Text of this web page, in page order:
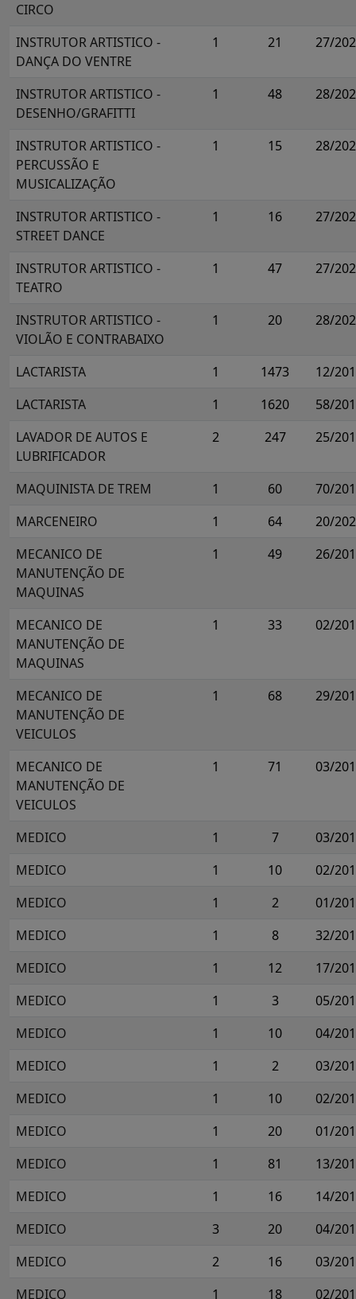
CIRCO
INSTRUTOR ARTISTICO -
DANÇA DO VENTRE
1 21 27/
INSTRUTOR ARTISTICO -
DESENHO/GRAFITTI
1 48 28/
INSTRUTOR ARTISTICO -
PERCUSSÃO E
MUSICALIZAÇÃO
1 15 28/
INSTRUTOR ARTISTICO -
STREET DANCE
1 16 27/
INSTRUTOR ARTISTICO -
TEATRO
1 47 27/
INSTRUTOR ARTISTICO -
VIOLÃO E CONTRABAIXO
1 20 28/
LACTARISTA 1 1473
12/
LACTARISTA
1 1620
58/
LAVADOR DE AUTOS E
LUBRIFICADOR
2 247 25/
MAQUINISTA DE TREM 1 60
70/
MARCENEIRO
1 64
20/
MECANICO DE
MANUTENÇÃO DE
MAQUINAS
1 49 26/
MECANICO DE
MANUTENÇÃO DE
MAQUINAS
1 33 02/
MECANICO DE
MANUTENÇÃO DE
VEICULOS
1 68 29/
MECANICO DE
MANUTENÇÃO DE
VEICULOS
1 71 03/
MEDICO 1 7
03/
MEDICO
1 10
02/
MEDICO
1 2
01/
MEDICO
1 8
32/
MEDICO
1 12
17/
MEDICO
1 3
05/
MEDICO
1 10
04/
MEDICO
1 2
03/
MEDICO
1 10
02/
MEDICO
1 20
01/
MEDICO
1 81
13/
MEDICO
1 16
14/
MEDICO
3 20
04/
MEDICO
2 16
03/
MEDICO
1 18 02/